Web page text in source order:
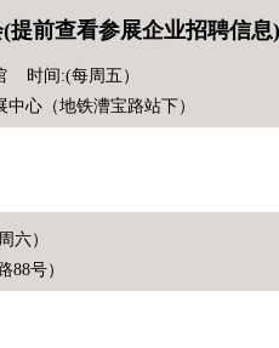
提前查看参展企业招聘信息)
时间:(每周五）
心（地铁漕宝路站下）
六）
88号）